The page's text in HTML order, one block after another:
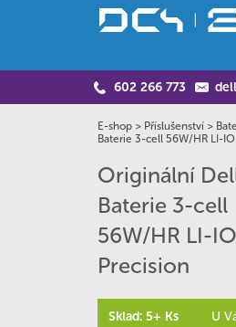
602 266 773
E-shop > Příslušenství >
Baterie 3-cell 56W/HR LI-
Originální
Baterie 3-cell
56W/HR LI-
Precision
Sklad: 5+ Ks U